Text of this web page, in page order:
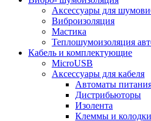
Аксессуары для
Виброизоляция
Мастика
Теплошумоизоляция
Кабель и комплектующие
MicroUSB
Аксессуары для кабеля
Автоматы
Дистрибьюторы
Изолента
Клеммы и колодки